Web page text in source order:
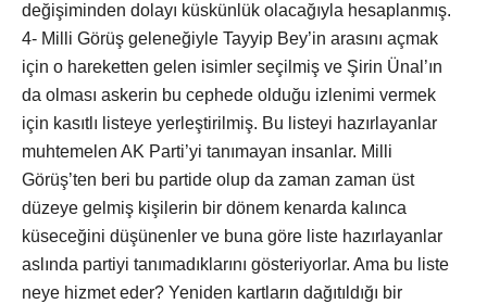
değişiminden dolayı küskünlük olacağıyla hesaplanmış.
4- Milli Görüş geleneğiyle Tayyip Bey’in arasını açmak
için o hareketten gelen isimler seçilmiş ve Şirin Ünal’ın
da olması askerin bu cephede olduğu izlenimi vermek
için kasıtlı listeye yerleştirilmiş. Bu listeyi hazırlayanlar
muhtemelen AK Parti’yi tanımayan insanlar. Milli
Görüş’ten beri bu partide olup da zaman zaman üst
düzeye gelmiş kişilerin bir dönem kenarda kalınca
küseceğini düşünenler ve buna göre liste hazırlayanlar
aslında partiyi tanımadıklarını gösteriyorlar. Ama bu liste
neye hizmet eder? Yeniden kartların dağıtıldığı bir